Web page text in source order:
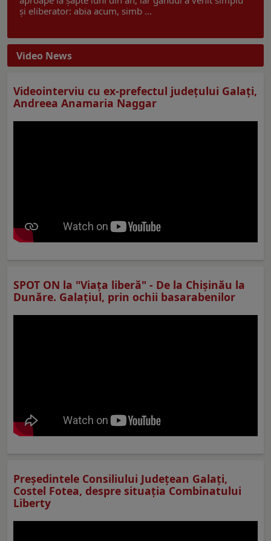
și eliberator: abia acum, simb ...
Video News
Videointerviu cu ex-prefectul judeţului Galaţi,
Andreea Anamaria Naggar
SPOT ON la "Viaţa liberă" - De la Chișinău la
Dunăre. Galațiul, prin ochii basarabenilor
Preşedintele Consiliului Judeţean Galaţi,
Costel Fotea, despre situaţia Combinatului
Liberty